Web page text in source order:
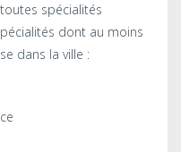
spécialités
dont au moins
dans la ville :